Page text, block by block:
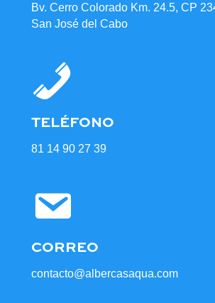
Bv. Cerro Colorado Km. 24.5, CP
San José del Cabo
TELÉFONO
81 14 90 27 39
CORREO
contacto@albercasaqua.com